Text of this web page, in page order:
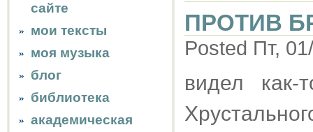
сайте
мои тексты
моя музыка
блог
библиотека
академическая
ПРОТИВ
Posted Пт,
видел